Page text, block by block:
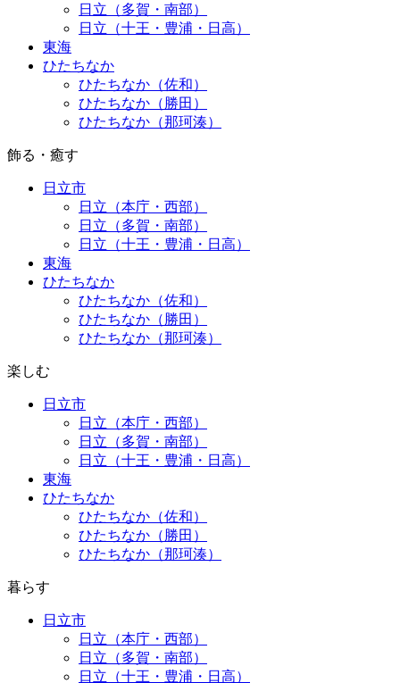
日立（多賀・南部）
日立（十王・豊浦・日高）
東海
ひたちなか
ひたちなか（佐和）
ひたちなか（勝田）
ひたちなか（那珂湊）
飾る・癒す
日立市
日立（本庁・西部）
日立（多賀・南部）
日立（十王・豊浦・日高）
東海
ひたちなか
ひたちなか（佐和）
ひたちなか（勝田）
ひたちなか（那珂湊）
楽しむ
日立市
日立（本庁・西部）
日立（多賀・南部）
日立（十王・豊浦・日高）
東海
ひたちなか
ひたちなか（佐和）
ひたちなか（勝田）
ひたちなか（那珂湊）
暮らす
日立市
日立（本庁・西部）
日立（多賀・南部）
日立（十王・豊浦・日高）